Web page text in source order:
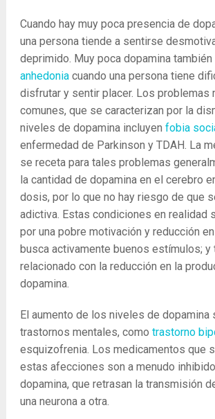
Cuando hay muy poca presencia de
una persona tiende a sentirse
deprimido. Muy poca dopamina
anhedonia cuando una persona tiene
disfrutar y sentir placer. Los problemas
comunes, que se caracterizan por la
niveles de dopamina incluyen fobia
enfermedad de Parkinson y TDAH. La
se receta para tales problemas
la cantidad de dopamina en el cerebro
dosis, por lo que no hay riesgo de que
adictiva. Estas condiciones en realidad
por una pobre motivación y reducción
busca activamente buenos estímulos;
relacionado con la reducción en la
dopamina.
El aumento de los niveles de dopamina
trastornos mentales, como trastorno
esquizofrenia. Los medicamentos que
estas afecciones son a menudo
dopamina, que retrasan la transmisión
una neurona a otra.